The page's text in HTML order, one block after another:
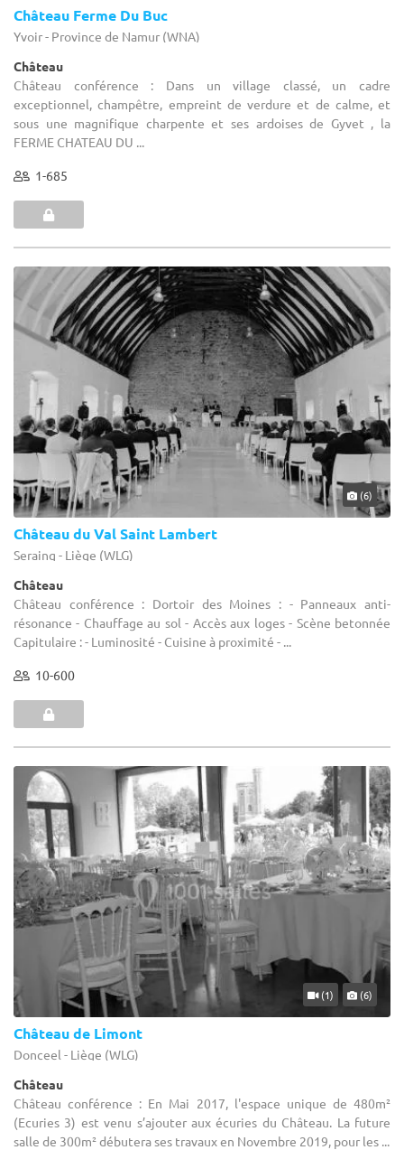
Château Ferme Du Buc
Yvoir - Province de Namur (WNA)
Château
Château conférence : Dans un village classé, un cadre
exceptionnel, champêtre, empreint de verdure et de calme, et
sous une magnifique charpente et ses ardoises de Gyvet , la
FERME CHATEAU DU ...
1-685
(6)
Château du Val Saint Lambert
Seraing - Liège (WLG)
Château
Château conférence : Dortoir des Moines : - Panneaux anti-
résonance - Chauffage au sol - Accès aux loges - Scène betonnée
Capitulaire : - Luminosité - Cuisine à proximité - ...
10-600
(1) (6)
Château de Limont
Donceel - Liège (WLG)
Château
Château conférence : En Mai 2017, l'espace unique de 480m²
(Ecuries 3) est venu s’ajouter aux écuries du Château. La future
salle de 300m² débutera ses travaux en Novembre 2019, pour les ...